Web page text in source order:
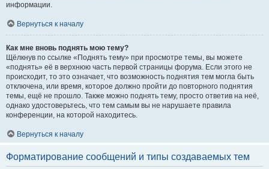
информации.
Вернуться к началу
Как мне вновь поднять мою тему?
Щёлкнув по ссылке «Поднять тему» при просмотре темы, вы можете
«поднять» её в верхнюю часть первой страницы форума. Если этого не
происходит, то это означает, что возможность поднятия тем могла быть
отключена, или время, которое должно пройти до повторного поднятия
темы, ещё не прошло. Также можно поднять тему, просто ответив на неё,
однако удостоверьтесь, что тем самым вы не нарушаете правила
конференции, на которой находитесь.
Вернуться к началу
Форматирование сообщений и типы создаваемых тем